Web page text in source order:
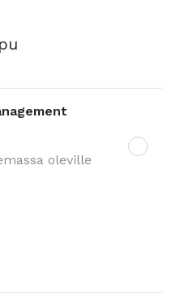
oleville